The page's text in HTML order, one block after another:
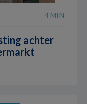
4 MIN
achter